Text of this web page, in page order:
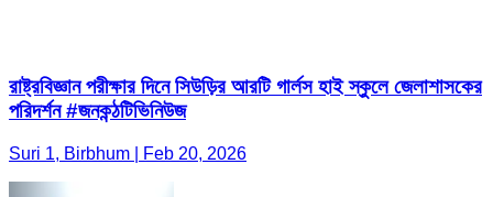
রাষ্ট্রবিজ্ঞান পরীক্ষার দিনে সিউড়ির আরটি গার্লস হাই স্কুলে জেলাশাসকের
পরিদর্শন #জনকন্ঠটিভিনিউজ
Suri 1, Birbhum | Feb 20, 2026